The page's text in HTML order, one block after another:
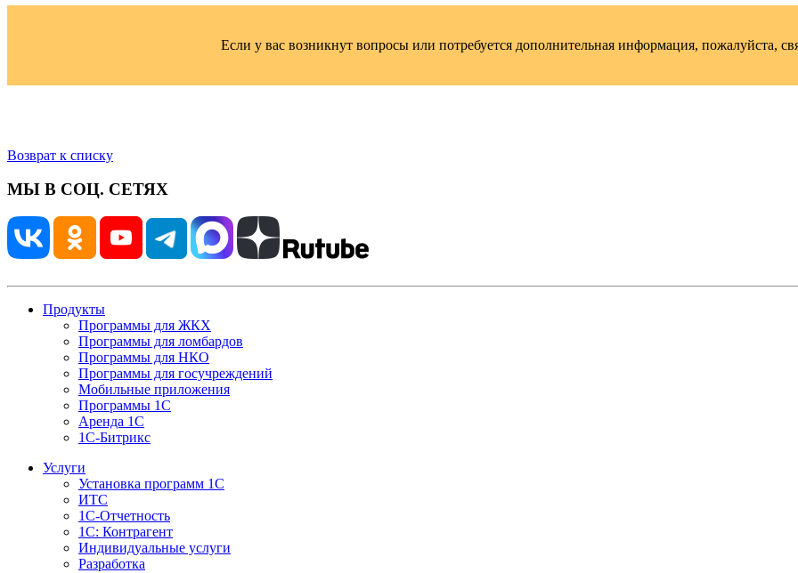
Если у вас возникнут вопросы или потребуется дополнительная информация, пожалуйста,
Возврат к списку
МЫ В СОЦ. СЕТЯХ
Продукты
Программы для ЖКХ
Программы для ломбардов
Программы для НКО
Программы для госучреждений
Мобильные приложения
Программы 1С
Аренда 1С
1С-Битрикс
Услуги
Установка программ 1С
ИТС
1С-Отчетность
1С: Контрагент
Индивидуальные услуги
Разработка